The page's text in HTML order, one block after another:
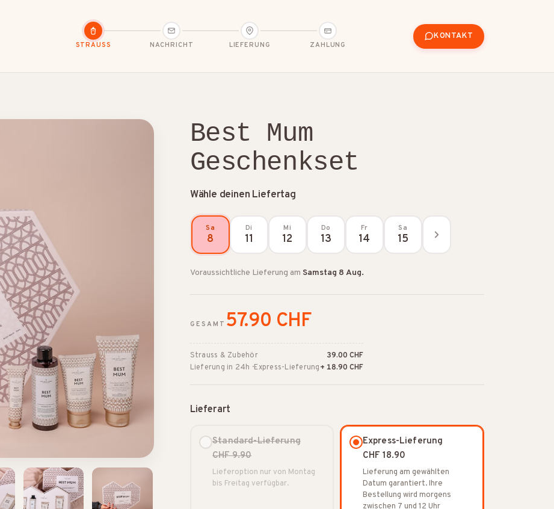
STRAUSS NACHRICHT LIEFERUNG ZAHLUNG
KONTAKT
Geburtstag
Best Mum
Geschenkset
Wähle deinen Liefertag
Sa
8
Di
11
Mi
12
Do
13
Fr
14
Sa
15
Voraussichtliche Lieferung am Samstag 8 Aug.
GESAMT 57.90 CHF
Strauss & Zubehör
39.00 CHF
Lieferung in 24h · Express-Lieferung+ 18.90 CHF
Lieferart
Standard-Lieferung
CHF 9.90
Lieferoption nur von Montag
bis Freitag verfügbar.
Express-Lieferung
CHF 18.90
Lieferung am gewählten
Datum garantiert. Ihre
Bestellung wird morgens
zwischen 7 und 12 Uhr